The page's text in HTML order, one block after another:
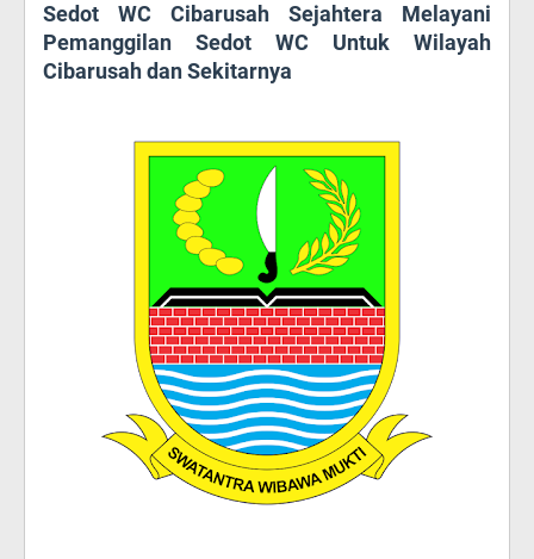
Sedot WC Cibarusah Sejahtera Melayani
Pemanggilan Sedot WC Untuk Wilayah
Cibarusah dan Sekitarnya